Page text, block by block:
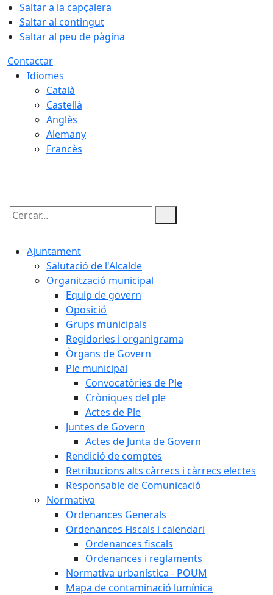
Saltar a la capçalera
Saltar al contingut
Saltar al peu de pàgina
Contactar
Idiomes
Català
Castellà
Anglès
Alemany
Francès
Cercar:
Ajuntament
Salutació de l'Alcalde
Organització municipal
Equip de govern
Oposició
Grups municipals
Regidories i organigrama
Òrgans de Govern
Ple municipal
Convocatòries de Ple
Cròniques del ple
Actes de Ple
Juntes de Govern
Actes de Junta de Govern
Rendició de comptes
Retribucions alts càrrecs i càrrecs electes
Responsable de Comunicació
Normativa
Ordenances Generals
Ordenances Fiscals i calendari
Ordenances fiscals
Ordenances i reglaments
Normativa urbanística - POUM
Mapa de contaminació lumínica